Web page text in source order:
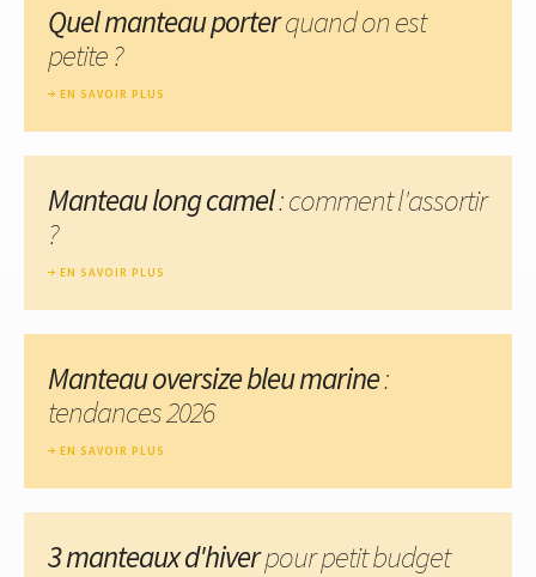
Quel manteau porterquand on est
petite ?
EN SAVOIR PLUS
Manteau long camel: comment l'assortir
?
EN SAVOIR PLUS
Manteau oversize bleu marine:
tendances 2026
EN SAVOIR PLUS
3 manteaux d'hiverpour petit budget